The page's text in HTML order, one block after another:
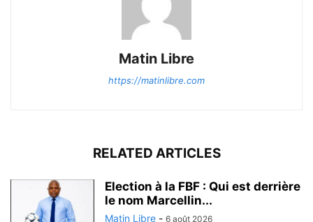
Matin Libre
https://matinlibre.com
RELATED ARTICLES
Election à la FBF : Qui est derrière
le nom Marcellin...
Matin Libre - 6 août 2026